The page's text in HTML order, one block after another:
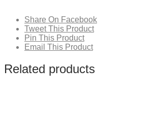
Share On Facebook
Tweet This Product
Pin This Product
Email This Product
Related products